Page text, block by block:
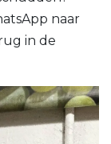
naar
in de